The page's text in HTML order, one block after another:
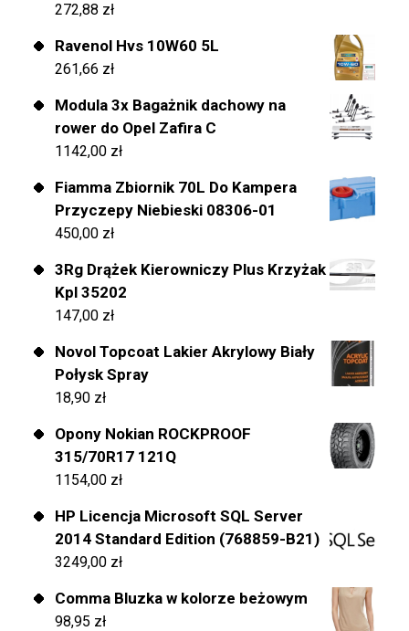
272,88 zł
Ravenol Hvs 10W60 5L
261,66 zł
Modula 3x Bagażnik dachowy na
rower do Opel Zafira C
1142,00 zł
Fiamma Zbiornik 70L Do Kampera
Przyczepy Niebieski 08306-01
450,00 zł
3Rg Drążek Kierowniczy Plus Krzyżak
Kpl 35202
147,00 zł
Novol Topcoat Lakier Akrylowy Biały
Połysk Spray
18,90 zł
Opony Nokian ROCKPROOF
315/70R17 121Q
1154,00 zł
HP Licencja Microsoft SQL Server
2014 Standard Edition (768859-B21)
3249,00 zł
Comma Bluzka w kolorze beżowym
98,95 zł